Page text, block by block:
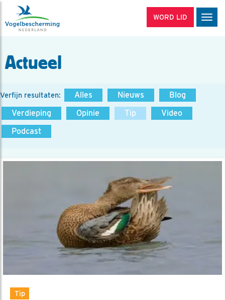
WORD LID
Actueel
Verfijn resultaten: Alles Nieuws
Blog
Verdieping
Opinie Tip
Video
Podcast
Tip